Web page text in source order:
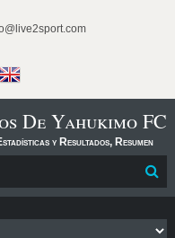
De Yahukimo FC
y Resultados, Resumen